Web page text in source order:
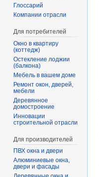
Глоссарий
Компании отрасли
Для потребителей
Окно в квартиру
(коттедж)
Остекление лоджии
(балкона)
Мебель в вашем доме
Ремонт окон, дверей,
мебели
Деревянное
домостроение
Инновации
строительной отрасли
Для производителей
ПВХ окна и двери
Алюминиевые окна,
двери и фасады